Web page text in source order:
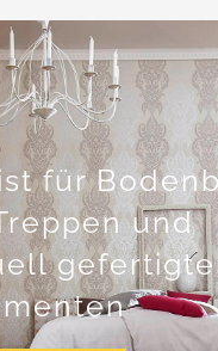
für
und